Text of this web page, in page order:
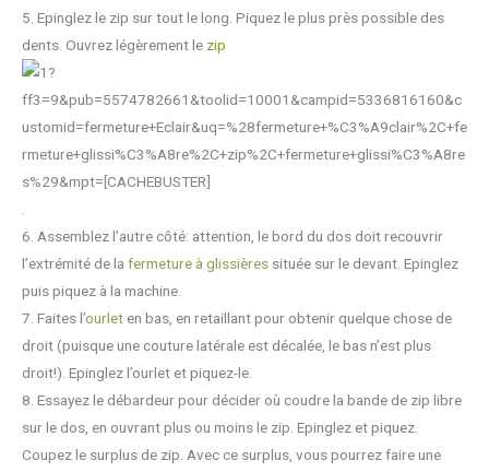
5. Epinglez le zip sur tout le long. Piquez le plus près possible des
dents. Ouvrez légèrement le zip
6. Assemblez l’autre côté: attention, le bord du dos doit recouvrir
l’extrémité de la fermeture à glissières située sur le devant. Epinglez
puis piquez à la machine.
7. Faites l’ourlet en bas, en retaillant pour obtenir quelque chose de
droit (puisque une couture latérale est décalée, le bas n’est plus
droit!). Epinglez l’ourlet et piquez-le.
8. Essayez le débardeur pour décider où coudre la bande de zip libre
sur le dos, en ouvrant plus ou moins le zip. Epinglez et piquez.
Coupez le surplus de zip. Avec ce surplus, vous pourrez faire une